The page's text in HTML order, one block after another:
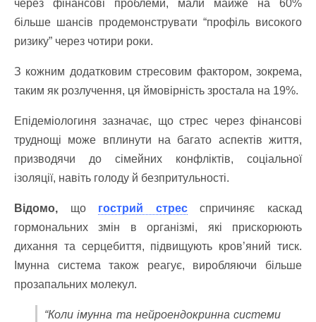
через фінансові проблеми, мали майже на 60%
більше шансів продемонструвати “профіль високого
ризику” через чотири роки.
З кожним додатковим стресовим фактором, зокрема,
таким як розлучення, ця ймовірність зростала на 19%.
Епідеміологиня зазначає, що стрес через фінансові
труднощі може вплинути на багато аспектів життя,
призводячи до сімейних конфліктів, соціальної
ізоляції, навіть голоду й безпритульності.
Відомо, що гострий стресспричиняє каскад
гормональних змін в організмі, які прискорюють
дихання та серцебиття, підвищують кров’яний тиск.
Імунна система також реагує, виробляючи більше
прозапальних молекул.
“Коли імунна та нейроендокринна системи